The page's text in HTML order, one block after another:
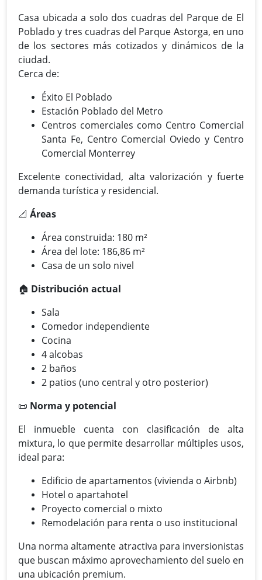
Casa ubicada a solo dos cuadras del Parque de El
Poblado y tres cuadras del Parque Astorga, en uno
de los sectores más cotizados y dinámicos de la
ciudad.
Cerca de:
Éxito El Poblado
Estación Poblado del Metro
Centros comerciales como Centro Comercial
Santa Fe, Centro Comercial Oviedo y Centro
Comercial Monterrey
Excelente conectividad, alta valorización y fuerte
demanda turística y residencial.
📐 Áreas
Área construida: 180 m²
Área del lote: 186,86 m²
Casa de un solo nivel
🏠 Distribución actual
Sala
Comedor independiente
Cocina
4 alcobas
2 baños
2 patios (uno central y otro posterior)
📜 Norma y potencial
El inmueble cuenta con clasificación de alta
mixtura, lo que permite desarrollar múltiples usos,
ideal para:
Edificio de apartamentos (vivienda o Airbnb)
Hotel o apartahotel
Proyecto comercial o mixto
Remodelación para renta o uso institucional
Una norma altamente atractiva para inversionistas
que buscan máximo aprovechamiento del suelo en
una ubicación premium.